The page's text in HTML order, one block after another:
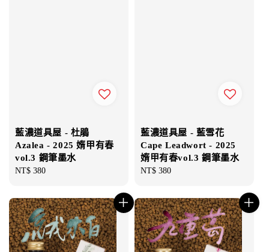
藍濃道具屋 - 杜鵑
Azalea - 2025 媠甲有春
vol.3 鋼筆墨水
Regular
NT$ 380
藍濃道具屋 - 藍雪花
Cape Leadwort - 2025
媠甲有春vol.3 鋼筆墨水
Regular
NT$ 380